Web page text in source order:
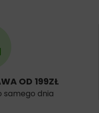
OD 199ZŁ
samego dnia